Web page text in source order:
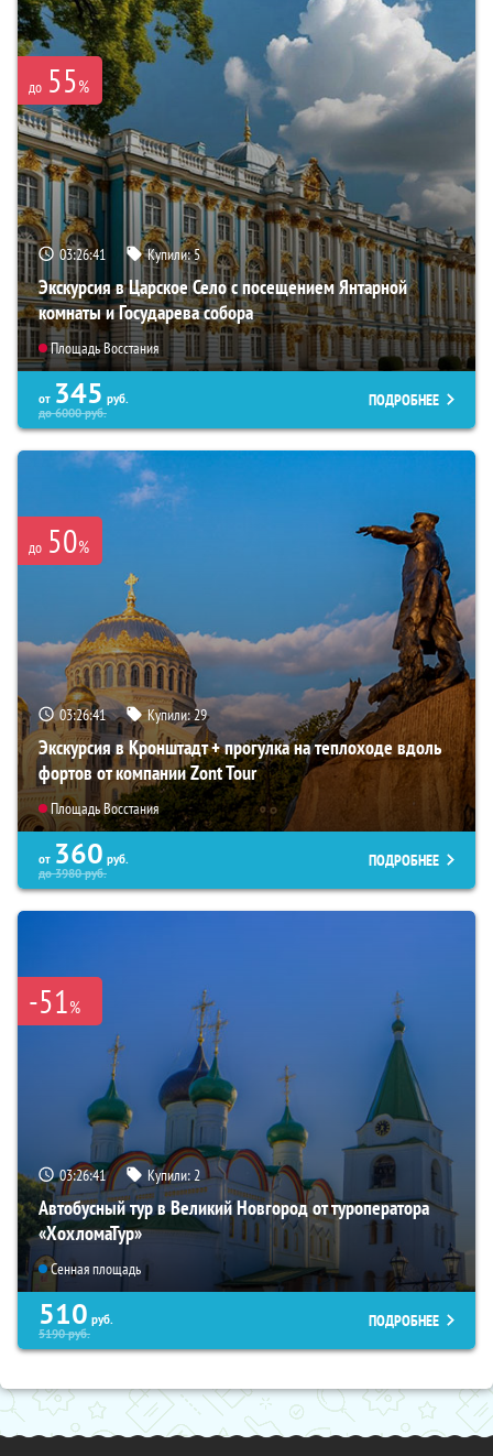
до 55%
03:26:39 Купили:5
Экскурсия в Царское Село с посещением Янтарной
комнаты и Государева собора
Площадь Восстания
от 345 руб.
до6000руб.
ПОДРОБНЕЕ
до 50%
03:26:39 Купили:29
Экскурсия в Кронштадт + прогулка на теплоходе вдоль
фортов от компании Zont Tour
Площадь Восстания
от 360 руб.
до3980руб.
ПОДРОБНЕЕ
-51%
03:26:39 Купили:2
Автобусный тур в Великий Новгород от туроператора
«ХохломаТур»
Сенная площадь
510 руб.
5190руб.
ПОДРОБНЕЕ